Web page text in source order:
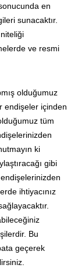
en
sunacaktır.
ve resmi
olduğumuz
endişeler içinden
tüm
ki
gibi
ihtiyacınız
Bu
geçerek